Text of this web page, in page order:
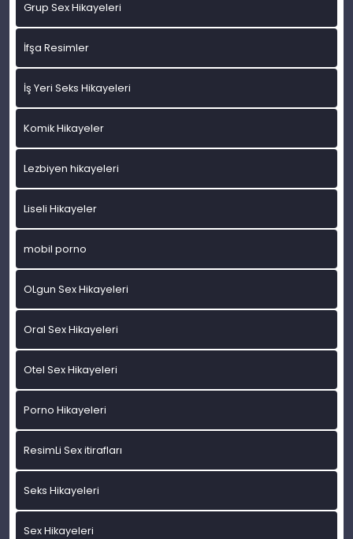
Grup Sex Hikayeleri
İfşa Resimler
İş Yeri Seks Hikayeleri
Komik Hikayeler
Lezbiyen hikayeleri
Liseli Hikayeler
mobil porno
OLgun Sex Hikayeleri
Oral Sex Hikayeleri
Otel Sex Hikayeleri
Porno Hikayeleri
ResimLi Sex itirafları
Seks Hikayeleri
Sex Hikayeleri